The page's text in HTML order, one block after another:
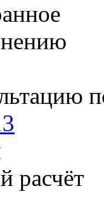
расчёт